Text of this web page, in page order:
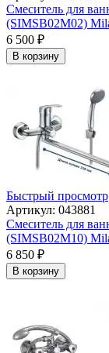
Смеситель для
(SIMSB02M02)
6 500 ₽
В корзину
Быстрый просмотр
Артикул: 043881
Смеситель для
(SIMSB02M10)
6 850 ₽
В корзину